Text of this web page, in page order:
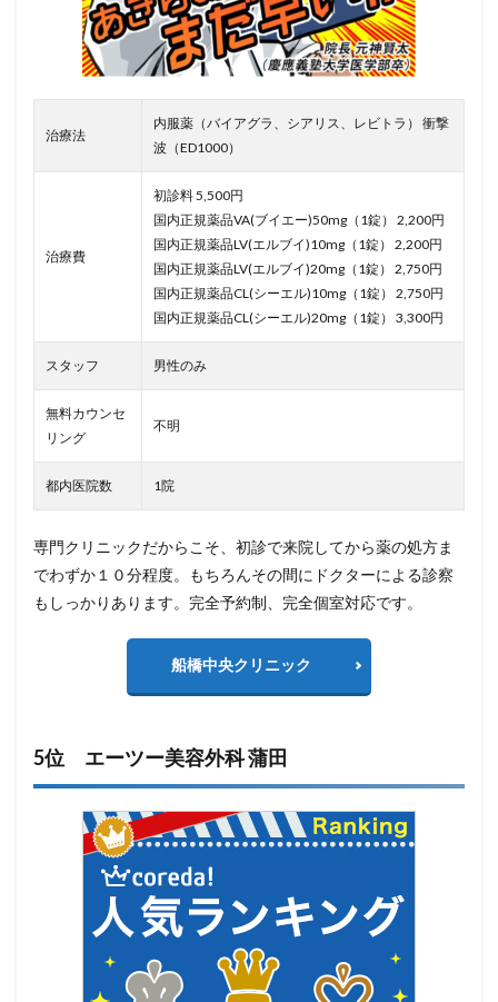
治療法
内服薬（バイアグラ、シアリス、レビトラ） 衝撃
波（ED1000）
治療費
初診料 5,500円
国内正規薬品VA(ブイエー)50mg（1錠） 2,200円
国内正規薬品LV(エルブイ)10mg（1錠） 2,200円
国内正規薬品LV(エルブイ)20mg（1錠） 2,750円
国内正規薬品CL(シーエル)10mg（1錠） 2,750円
国内正規薬品CL(シーエル)20mg（1錠） 3,300円
スタッフ 男性のみ
無料カウンセ
リング
不明
都内医院数 1院
専門クリニックだからこそ、初診で来院してから薬の処方ま
でわずか１０分程度。もちろんその間にドクターによる診察
もしっかりあります。完全予約制、完全個室対応です。
船橋中央クリニック
5位 エーツー美容外科 蒲田